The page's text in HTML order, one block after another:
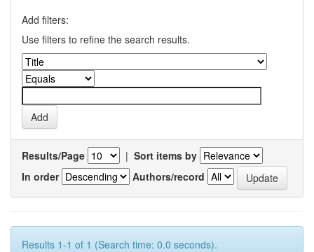
Add filters:
Use filters to refine the search results.
Results/Page | Sort items by
In order
Authors/record
Results 1-1 of 1 (Search time: 0.0 seconds).